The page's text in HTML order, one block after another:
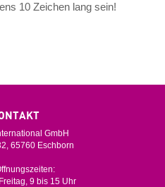
10 Zeichen lang sein!
GmbH
65760 Eschborn
9 bis 15 Uhr